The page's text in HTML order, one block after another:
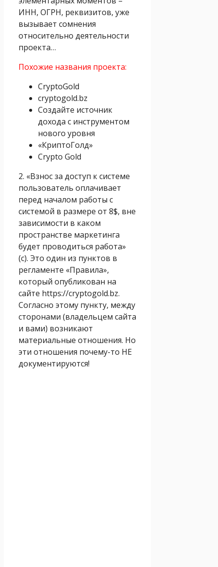
ИНН, ОГРН, реквизитов, уже
вызывает сомнения
относительно деятельности
проекта…
Похожие названия проекта:
CryptoGold
cryptogold.bz
Создайте источник
дохода с инструментом
нового уровня
«КриптоГолд»
Crypto Gold
2. «Взнос за доступ к системе
пользователь оплачивает
перед началом работы с
системой в размере от 8$, вне
зависимости в каком
пространстве маркетинга
будет проводиться работа»
(с). Это один из пунктов в
регламенте «Правила»,
который опубликован на
сайте https://cryptogold.bz.
Согласно этому пункту, между
сторонами (владельцем сайта
и вами) возникают
материальные отношения. Но
эти отношения почему-то НЕ
документируются!